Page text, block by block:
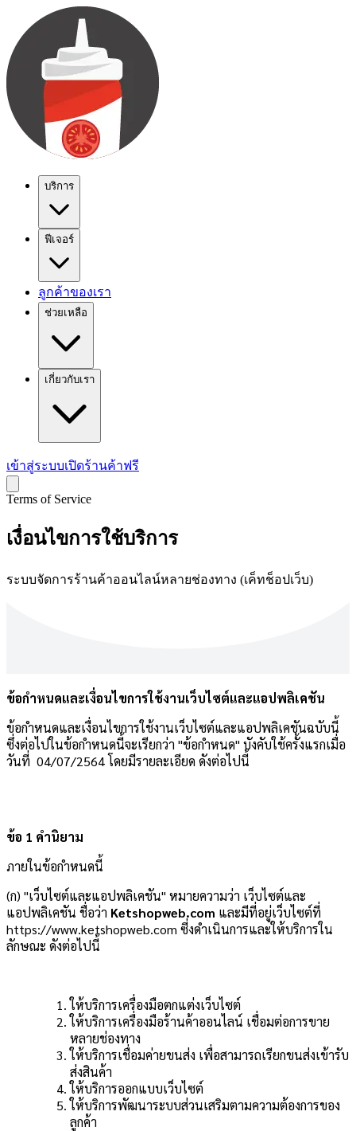
บริการ
ฟีเจอร์
ลูกค้าของเรา
ช่วยเหลือ
เกี่ยวกับเรา
เข้าสู่ระบบเปิดร้านค้าฟรี
Terms of Service
เงื่อนไขการใช้บริการ
ระบบจัดการร้านค้าออนไลน์หลายช่องทาง (เค็ทช็อปเว็บ)
ข้อกำหนดและเงื่อนไขการใช้งานเว็บไซต์และแอปพลิเคชัน
ข้อกำหนดและเงื่อนไขการใช้งานเว็บไซต์และแอปพลิเคชันฉบับนี้
ซึ่งต่อไปในข้อกำหนดนี้จะเรียกว่า "ข้อกำหนด" บังคับใช้ครั้งแรกเมื่อ
วันที่ 04/07/2564 โดยมีรายละเอียด ดังต่อไปนี้
ข้อ 1 คำนิยาม
ภายในข้อกำหนดนี้
(ก) "เว็บไซต์และแอปพลิเคชัน" หมายความว่า เว็บไซต์และ
แอปพลิเคชัน ชื่อว่า Ketshopweb.com และมีที่อยู่เว็บไซต์ที่
https://www.ketshopweb.com ซี่งดำเนินการและให้บริการใน
ลักษณะ ดังต่อไปนี้
ให้บริการเครื่องมือตกแต่งเว็บไซต์
ให้บริการเครื่องมือร้านค้าออนไลน์ เชื่อมต่อการขาย
หลายช่องทาง
ให้บริการเชื่อมค่ายขนส่ง เพื่อสามารถเรียกขนส่งเข้ารับ
ส่งสินค้า
ให้บริการออกแบบเว็บไซต์
ให้บริการพัฒนาระบบส่วนเสริมตามความต้องการของ
ลูกค้า